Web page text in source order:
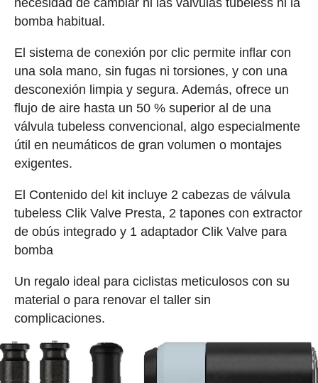
necesidad de cambiar ni las válvulas tubeless ni la
bomba habitual.
El sistema de conexión por clic permite inflar con
una sola mano, sin fugas ni torsiones, y con una
desconexión limpia y segura. Además, ofrece un
flujo de aire hasta un 50 % superior al de una
válvula tubeless convencional, algo especialmente
útil en neumáticos de gran volumen o montajes
exigentes.
El Contenido del kit incluye 2 cabezas de válvula
tubeless Clik Valve Presta, 2 tapones con extractor
de obús integrado y 1 adaptador Clik Valve para
bomba
Un regalo ideal para ciclistas meticulosos con su
material o para renovar el taller sin
complicaciones.